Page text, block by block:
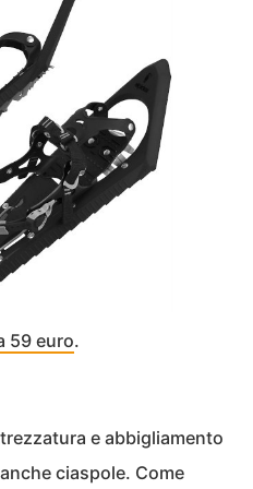
59 euro.
e abbigliamento
ciaspole. Come